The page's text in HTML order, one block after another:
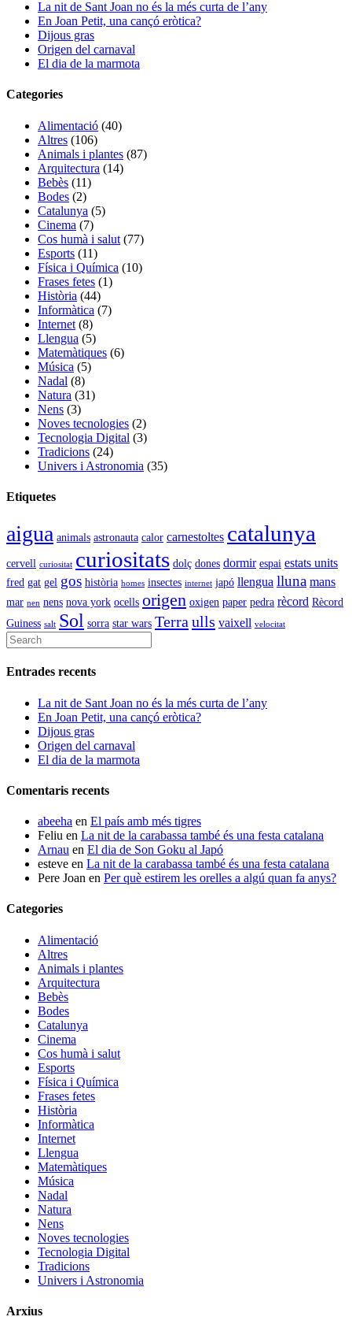
La nit de Sant Joan no és la més curta de l’any
En Joan Petit, una cançó eròtica?
Dijous gras
Origen del carnaval
El dia de la marmota
Categories
Alimentació (40)
Altres (106)
Animals i plantes (87)
Arquitectura (14)
Bebès (11)
Bodes (2)
Catalunya (5)
Cinema (7)
Cos humà i salut (77)
Esports (11)
Física i Química (10)
Frases fetes (1)
Història (44)
Informàtica (7)
Internet (8)
Llengua (5)
Matemàtiques (6)
Música (5)
Nadal (8)
Natura (31)
Nens (3)
Noves tecnologies (2)
Tecnologia Digital (3)
Tradicions (24)
Univers i Astronomia (35)
Etiquetes
aigua animals astronauta calor carnestoltes catalunya
cervell curiositat curiositats dolç dones dormir espai estats units
fred gat gel gos història homes insectes internet japó llengua lluna mans
mar nen nens nova york ocells origen oxigen paper pedra rècord Rècord
Guiness salt Sol sorra star wars Terra ulls vaixell velocitat
Entrades recents
La nit de Sant Joan no és la més curta de l’any
En Joan Petit, una cançó eròtica?
Dijous gras
Origen del carnaval
El dia de la marmota
Comentaris recents
abeeha en El país amb més tigres
Feliu en La nit de la carabassa també és una festa catalana
Arnau en El dia de Son Goku al Japó
esteve en La nit de la carabassa també és una festa catalana
Pere Joan en Per què estirem les orelles a algú quan fa anys?
Categories
Alimentació
Altres
Animals i plantes
Arquitectura
Bebès
Bodes
Catalunya
Cinema
Cos humà i salut
Esports
Física i Química
Frases fetes
Història
Informàtica
Internet
Llengua
Matemàtiques
Música
Nadal
Natura
Nens
Noves tecnologies
Tecnologia Digital
Tradicions
Univers i Astronomia
Arxius